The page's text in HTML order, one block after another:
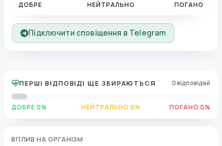
ДОБРЕ НЕЙТРАЛЬНО ПОГАНО
Підключити сповіщення в Telegram
ПЕРШІ ВІДПОВІДІ ЩЕ ЗБИРАЮТЬСЯ 0 відповідей
ДОБРЕ 0% НЕЙТРАЛЬНО 0% ПОГАНО 0%
ВПЛИВ НА ОРГАНІЗМ